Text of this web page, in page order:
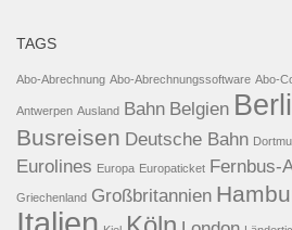
TAGS
Abo-Abrechnung Abo-Abrechnungssoftware Abo-
Antwerpen Ausland Bahn Belgien
Busreisen Deutsche Bahn
Eurolines Europa Europaticket Fernbus-
Griechenland Großbritannien